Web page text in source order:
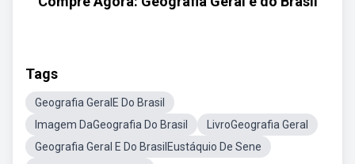
Tags
Geografia GeralE Do Brasil
Imagem DaGeografia Do Brasil
LivroGeografia Geral
Geografia Geral E Do BrasilEustáquio De Sene